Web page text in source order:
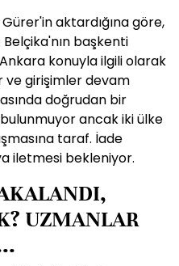
aktardığına göre,
başkenti
konuyla ilgili olarak
ve girişimler devam
doğrudan bir
ancak iki ülke
taraf. İade
iletmesi bekleniyor.
UZMANLAR